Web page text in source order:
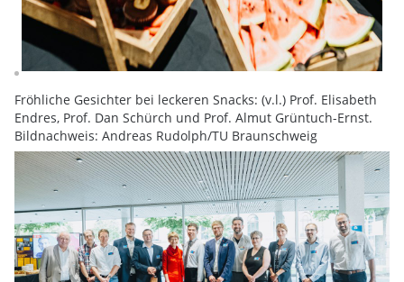
Fröhliche Gesichter bei leckeren Snacks: (v.l.) Prof. Elisabeth
Endres, Prof. Dan Schürch und Prof. Almut Grüntuch-Ernst.
Bildnachweis: Andreas Rudolph/TU Braunschweig